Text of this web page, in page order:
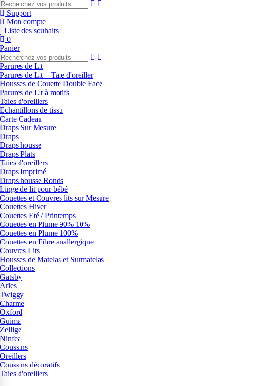
Support
Mon compte
Liste des souhaits
0
Panier
Parures de Lit
Parures de Lit + Taie d'oreiller
Housses de Couette Double Face
Parures de Lit à motifs
Taies d'oreillers
Echantillons de tissu
Carte Cadeau
Draps Sur Mesure
Draps
Draps housse
Draps Plats
Taies d'oreillers
Draps Imprimé
Draps housse Ronds
Linge de lit pour bébé
Couettes et Couvres lits sur Mesure
Couettes Hiver
Couettes Eté / Printemps
Couettes en Plume 90% 10%
Couettes en Plume 100%
Couettes en Fibre anallergique
Couvres Lits
Housses de Matelas et Surmatelas
Collections
Gatsby
Arles
Twiggy
Charme
Oxford
Guima
Zellige
Ninfea
Coussins
Oreillers
Coussins décoratifs
Taies d'oreillers